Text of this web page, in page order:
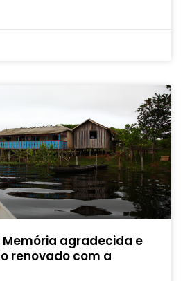
Memória agradecida e
renovado com a